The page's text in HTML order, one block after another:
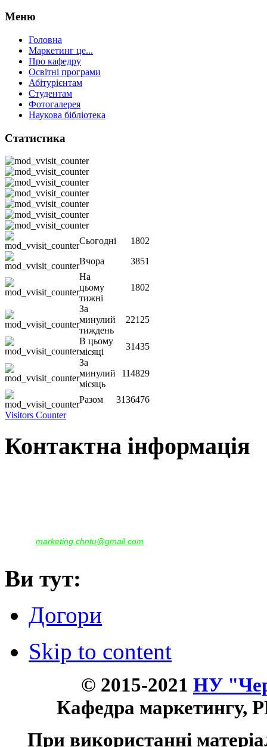
Меню
Головна
Маркетинг це...
Про кафедру
Освітні програми
Абітурієнтам
Студентам
Фотогалерея
Наукова бібліотека
Статистика
Сьогодні
1802
Вчора
3851
На
цьому
тижні
1802
За
минулий
тиждень
22125
В цьому
місяці
31435
За
минулий
місяць
114829
Разом
3136476
Visitors Counter
Контактна інформація
marketing.chntu@gmail.com
Ви тут:
Догори
Skip to content
© 2015-2021 НУ
Кафедра маркетингу,
При використанні